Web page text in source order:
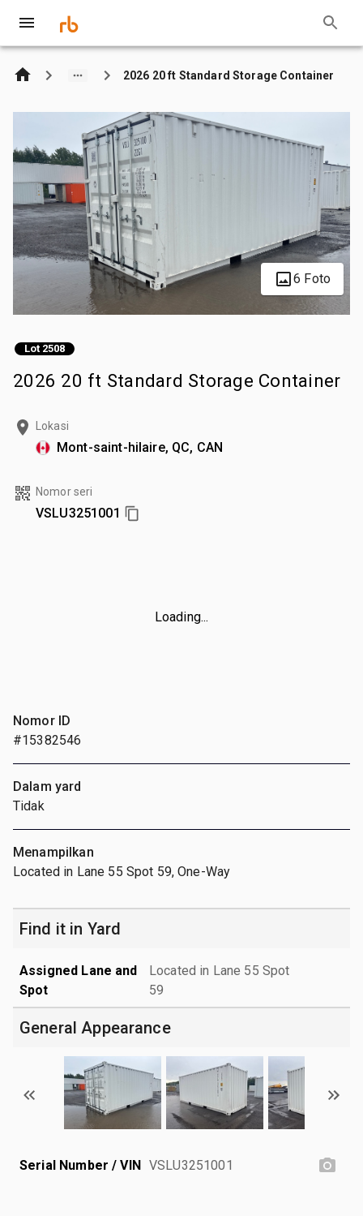
2026 20 ft Standard Storage Container
6 Foto
Lot 2508
2026 20 ft Standard Storage Container
Lokasi
Mont-saint-hilaire, QC, CAN
Nomor seri
VSLU3251001
Loading...
Nomor ID
#15382546
Dalam yard
Tidak
Menampilkan
Located in Lane 55 Spot 59, One-Way
Find it in Yard
Assigned Lane and
Spot
Located in Lane 55 Spot
59
General Appearance
Serial Number / VIN VSLU3251001